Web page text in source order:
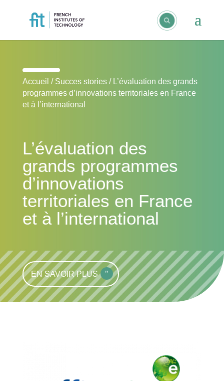
Accueil / Succes stories/ L’évaluation des grands
programmes d’innovations territoriales en France
et à l’international
L’évaluation des
grands programmes
d’innovations
territoriales en France
et à l’international
EN SAVOIR PLUS